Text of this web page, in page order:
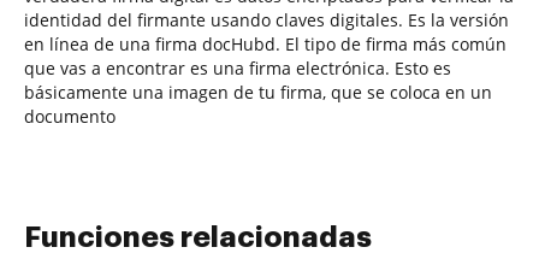
identidad del firmante usando claves digitales. Es la versión
en línea de una firma docHubd. El tipo de firma más común
que vas a encontrar es una firma electrónica. Esto es
básicamente una imagen de tu firma, que se coloca en un
documento
Funciones relacionadas